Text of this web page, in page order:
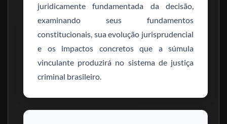
juridicamente fundamentada da decisão,
examinando seus fundamentos
constitucionais, sua evolução jurisprudencial
e os impactos concretos que a súmula
vinculante produzirá no sistema de justiça
criminal brasileiro.